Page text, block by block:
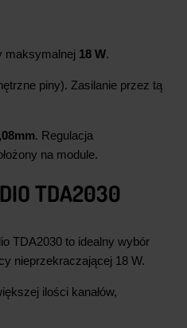
maksymalnej 18 W.
piny). Zasilanie przez tą
. Regulacja
na module.
TDA2030
TDA2030 to idealny wybór
nieprzekraczającej 18 W.
ilości kanałów,